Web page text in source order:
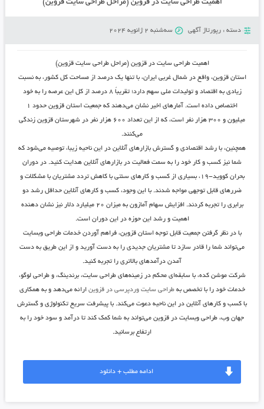
اهمیت طراحی سایت در قزوین (مراحل طراحی سایت قزوین)
دسته : رپورتاژ آگهی سه‌شنبه 2 ژانویه 2024
اهمیت طراحی سایت در قزوین (مراحل طراحی سایت قزوین)
استان قزوین، واقع در شمال غربی ایران، با تنها یک درصد از مساحت کل کشور، به نسبت
زیادی به اقتصاد و تولیدات ملی سهم دارد؛ تقریباً ۸ درصد از کل این عرصه را به خود
اختصاص داده است. آمارهای اخیر نشان می‌دهند که جمعیت استان قزوین حدود ۱
میلیون و ۳۰۰ هزار نفر است، که از این تعداد ۶۰۰ هزار نفر در شهرستان قزوین زندگی
می‌کنند.
همچنین، با رشد اقتصادی و گسترش بازارهای آنلاین در این ناحیه زیبا، توصیه می‌شود که
شما نیز کسب و کار خود را به سمت فعالیت در بازارهای آنلاین هدایت کنید. در دوران
بحران کووید-۱۹، بسیاری از کسب و کارهای سنتی با کاهش تردد مشتریان با مشکلات و
ضررهای قابل توجهی مواجه شدند. با این وجود، کسب و کارهای آنلاین حداقل رشد دو
برابری را تجربه کردند. افزایش سهام آمازون به میزان ۲۰ میلیارد دلار نیز نشان دهنده
اهمیت و رشد این حوزه در این دوران است.
با در نظر گرفتن جمعیت قابل توجه استان قزوین، فراهم آوردن خدمات طراحی وبسایت
می‌تواند شما را قادر سازد تا مشتریان جدیدی را به دست آورید و از این طریق به دست
آمدن درآمدهای بالاتری را تجربه کنید.
شرکت موشن کده، با سابقه‌ای محکم در زمینه‌های طراحی سایت، برندینگ، و طراحی لوگو،
خدمات خود را با تخصص بهطراحی سایت وردپرسی در قزوین ارائه می‌دهد و به همکاری
با کسب و کارهای آنلاین در این ناحیه دعوت می‌کند. با پیشرفت سریع تکنولوژی و گسترش
جهان وب، طراحی وبسایت در قزوین می‌تواند به شما کمک کند تا درآمد و سود خود را به
ارتفاع برسانید.
ادامه مطلب + دانلود